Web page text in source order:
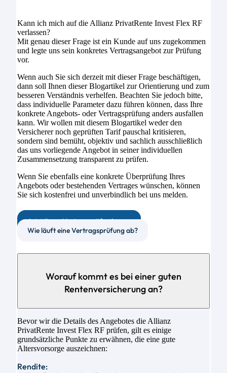
Kann ich mich auf die Allianz PrivatRente Invest Flex RF
verlassen?
Mit genau dieser Frage ist ein Kunde auf uns zugekommen
und legte uns sein konkretes Vertragsangebot zur Prüfung
vor.
Wenn auch Sie sich derzeit mit dieser Frage beschäftigen,
dann soll Ihnen dieser Blogartikel zur Orientierung und zum
besseren Verständnis verhelfen. Beachten Sie jedoch bitte,
dass individuelle Parameter dazu führen können, dass Ihre
konkrete Angebots- oder Vertragsprüfung anders ausfallen
kann. Wir wollen mit diesem Blogartikel weder den
Versicherer noch geprüften Tarif pauschal kritisieren,
sondern sind bemüht, objektiv und sachlich ausschließlich
das uns vorliegende Angebot in seiner individuellen
Zusammensetzung transparent zu prüfen.
Wenn Sie ebenfalls eine konkrete Überprüfung Ihres
Angebots oder bestehenden Vertrages wünschen, können
Sie sich kostenfrei und unverbindlich bei uns melden.
Jetzt Ihren Vertrag prüfen lassen
Wie läuft eine Vertragsprüfung ab?
Worauf kommt es bei einer guten
Rentenversicherung an?
Bevor wir die Details des Angebotes die Allianz
PrivatRente Invest Flex RF prüfen, gilt es einige
grundsätzliche Punkte zu erwähnen, die eine gute
Altersvorsorge auszeichnen:
Rendite: